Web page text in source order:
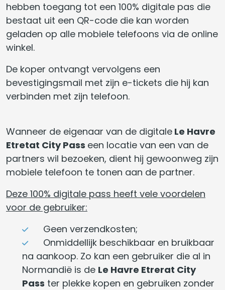
hebben toegang tot een 100% digitale pas die
bestaat uit een QR-code die kan worden
geladen op alle mobiele telefoons via de online
winkel.
De koper ontvangt vervolgens een
bevestigingsmail met zijn e-tickets die hij kan
verbinden met zijn telefoon.
Wanneer de eigenaar van de digitale Le Havre
Etretat City Pass een locatie van een van de
partners wil bezoeken, dient hij gewoonweg zijn
mobiele telefoon te tonen aan de partner.
Deze 100% digitale pass heeft vele voordelen
voor de gebruiker:
Geen verzendkosten;
Onmiddellijk beschikbaar en bruikbaar
na aankoop. Zo kan een gebruiker die al in
Normandië is de Le Havre Etrerat City
Pass ter plekke kopen en gebruiken zonder